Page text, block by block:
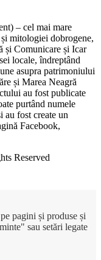
– cel mai mare
mitologiei dobrogene,
și Comunicare și Icar
locale, îndreptând
asupra patrimoniului
și Marea Neagră
au fost publicate
purtând numele
fost create un
Facebook,
Reserved
pagini și produse și
sau setări legate